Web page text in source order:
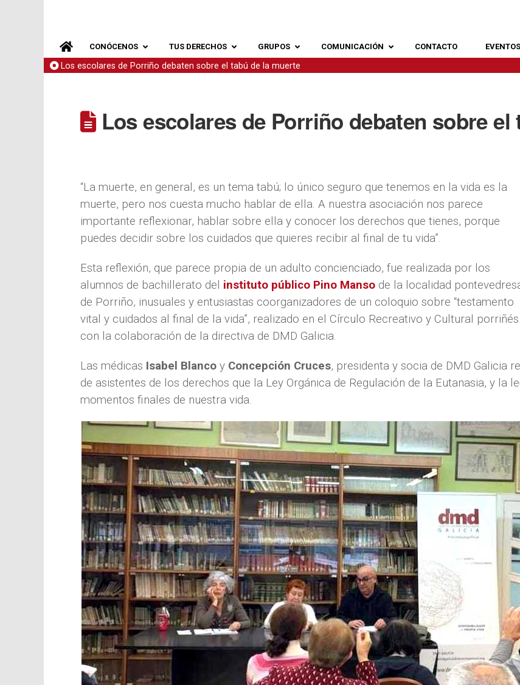
CONÓCENOS TUS DERECHOS GRUPOS COMUNICACIÓN CONTACTO EVENTOS
Los escolares de Porriño debaten sobre el tabú de la muerte
Los escolares de Porriño debaten sobre el
“La muerte, en general, es un tema tabú; lo único seguro que tenemos en la vida es la
muerte, pero nos cuesta mucho hablar de ella. A nuestra asociación nos parece
importante reflexionar, hablar sobre ella y conocer los derechos que tienes, porque
puedes decidir sobre los cuidados que quieres recibir al final de tu vida”.
Esta reflexión, que parece propia de un adulto concienciado, fue realizada por los
alumnos de bachillerato del instituto público Pino Manso de la localidad
de Porriño, inusuales y entusiastas coorganizadores de un coloquio sobre “testamento
vital y cuidados al final de la vida”, realizado en el Círculo Recreativo y Cultural porriñés
con la colaboración de la directiva de DMD Galicia.
Las médicas Isabel Blanco y Concepción Cruces, presidenta y socia de DMD Galicia
de asistentes de los derechos que la Ley Orgánica de Regulación de la Eutanasia, y la
momentos finales de nuestra vida.